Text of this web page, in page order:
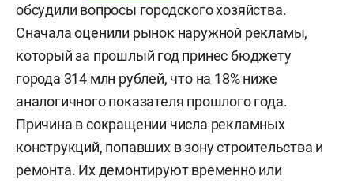
обсудили вопросы городского хозяйства.
Сначала оценили рынок наружной рекламы,
который за прошлый год принес бюджету
города 314 млн рублей, что на 18% ниже
аналогичного показателя прошлого года.
Причина в сокращении числа рекламных
конструкций, попавших в зону строительства и
ремонта. Их демонтируют временно или